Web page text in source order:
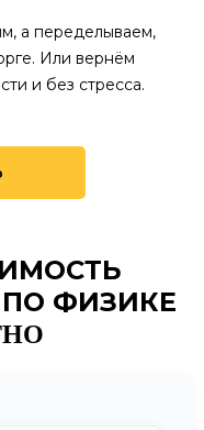
а переделываем,
Или вернём
и без стресса.
ФИЗИКЕ